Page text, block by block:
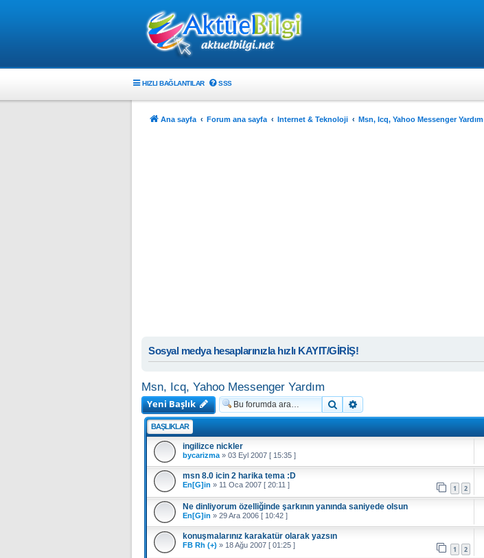
HIZLI BAĞLANTILAR SSS
Ana sayfa Forum ana sayfa Internet & Teknoloji Msn, Icq, Yahoo Messenger Yardım
Sosyal medya hesaplarınızla hızlı KAYIT/GİRİŞ!
Msn, Icq, Yahoo Messenger Yardım
Yeni Başlık
Ara
BAŞLIKLAR
ingilizce nickler
bycarizma » 03 Eyl 2007 [ 15:35 ]
msn 8.0 icin 2 harika tema :D
En[G]in » 11 Oca 2007 [ 20:11 ] 1 2
Ne dinliyorum özelliğinde şarkının yanında saniyede olsun
En[G]in » 29 Ara 2006 [ 10:42 ]
konuşmalarınız karakatür olarak yazsın
FB Rh (+) » 18 Ağu 2007 [ 01:25 ] 1 2